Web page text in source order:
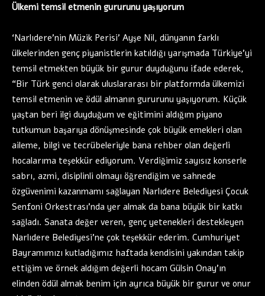
Ülkemi temsil etmenin gururunu yaşıyorum
‘Narlıdere’nin Müzik Perisi’ Ayşe Nil, dünyanın farklı
ülkelerinden genç piyanistlerin katıldığı yarışmada Türkiye’yi
temsil etmekten büyük bir gurur duyduğunu ifade ederek,
“Bir Türk genci olarak uluslararası bir platformda ülkemizi
temsil etmenin ve ödül almanın gururunu yaşıyorum. Küçük
yaştan beri ilgi duyduğum ve eğitimini aldığım piyano
tutkumun başarıya dönüşmesinde çok büyük emekleri olan
aileme, bilgi ve tecrübeleriyle bana rehber olan değerli
hocalarıma teşekkür ediyorum. Verdiğimiz sayısız konserle
sabrı, azmi, disiplinli olmayı öğrendiğim ve sahnede
özgüvenimi kazanmamı sağlayan Narlıdere Belediyesi Çocuk
Senfoni Orkestrası’nda yer almak da bana büyük bir katkı
sağladı. Sanata değer veren, genç yetenekleri destekleyen
Narlıdere Belediyesi’ne çok teşekkür ederim. Cumhuriyet
Bayramımızı kutladığımız haftada kendisini yakından takip
ettiğim ve örnek aldığım değerli hocam Gülsin Onay’ın
elinden ödül almak benim için ayrıca büyük bir gurur ve onur